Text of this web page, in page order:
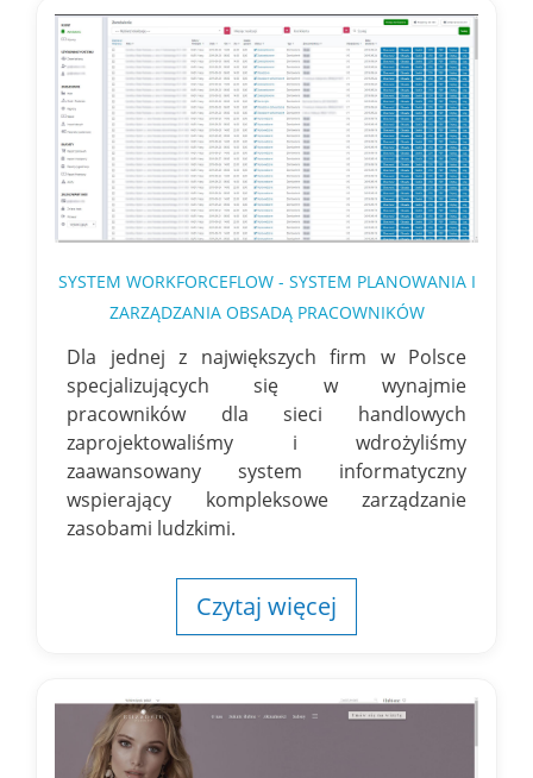
SYSTEM WORKFORCEFLOW - SYSTEM PLANOWANIA I
ZARZĄDZANIA OBSADĄ PRACOWNIKÓW
Dla jednej z największych firm w Polsce
specjalizujących się w wynajmie
pracowników dla sieci handlowych
zaprojektowaliśmy i wdrożyliśmy
zaawansowany system informatyczny
wspierający kompleksowe zarządzanie
zasobami ludzkimi.
Czytaj więcej